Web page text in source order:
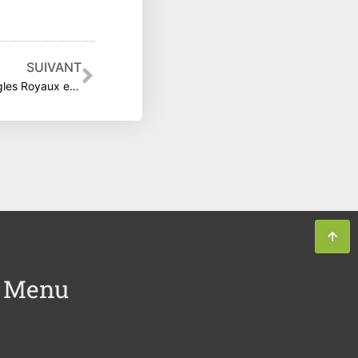
SUIVANT
Mesure compensatoire pour des Aigles Royaux en forêt domaniale de Bas-Agly, ONF
Suivant
Menu